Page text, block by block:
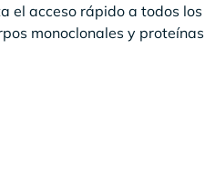
el acceso rápido a todos
monoclonales y